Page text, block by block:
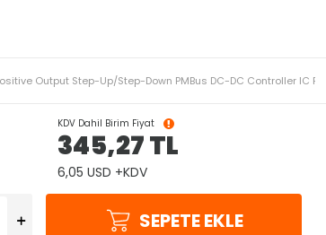
Output Step-Up/Step-Down PMBus DC-DC Controller IC
KDV Dahil Birim Fiyat
345,27TL
6,05 USD +KDV
SEPETE EKLE